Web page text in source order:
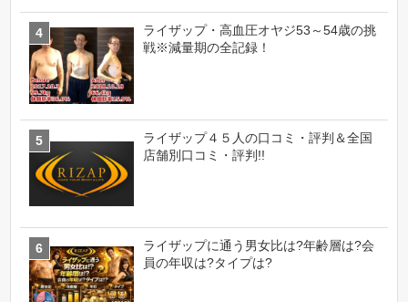
ライザップ・高血圧オヤジ53～54歳の挑
戦※減量期の全記録！
ライザップ４５人の口コミ・評判＆全国
店舗別口コミ・評判!!
ライザップに通う男女比は?年齢層は?会
員の年収は?タイプは?